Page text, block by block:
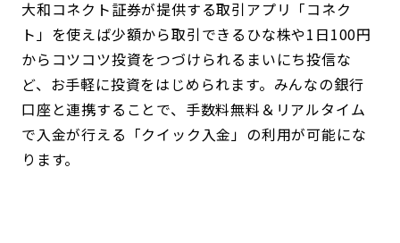
大和コネクト証券が提供する取引アプリ「コネク
ト」を使えば少額から取引できるひな株や1日100円
からコツコツ投資をつづけられるまいにち投信な
ど、お手軽に投資をはじめられます。みんなの銀行
口座と連携することで、手数料無料＆リアルタイム
で入金が行える「クイック入金」の利用が可能にな
ります。